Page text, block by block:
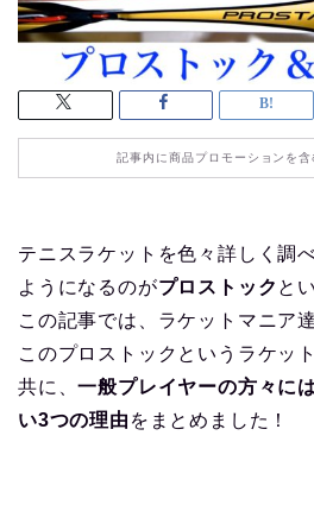
記事内に商品プロモーションを
テニスラケットを色々詳しく調
ようになるのがプロストック と
この記事では、ラケットマニア
このプロストックというラケッ
共に、一般プレイヤーの方々に
い3つの理由 をまとめました！